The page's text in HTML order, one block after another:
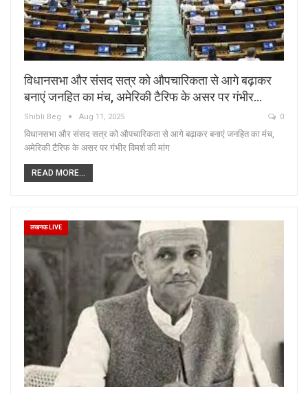
विधानसभा और संसद सत्र को औपचारिकता से आगे बढ़ाकर
बनाएं जनहित का मंच, अमेरिकी टैरिफ के असर पर गंभीर…
Shibli Beg Aug 11, 2025 0
विधानसभा और संसद सत्र को औपचारिकता से आगे बढ़ाकर बनाएं जनहित का मंच,
अमेरिकी टैरिफ के असर पर गंभीर विमर्श की मांग
READ MORE...
लखनऊ LIVE